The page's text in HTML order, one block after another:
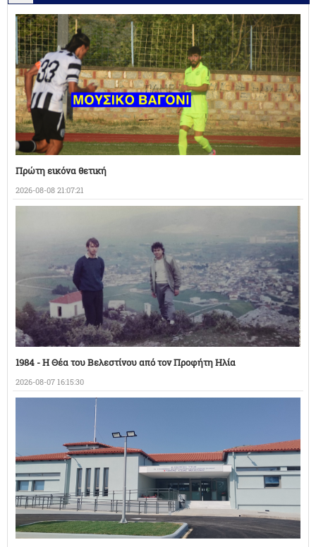
Πρώτη εικόνα θετική
2026-08-08 21:07:21
1984 - Η Θέα του Βελεστίνου από τον Προφήτη Ηλία
2026-08-07 16:15:30